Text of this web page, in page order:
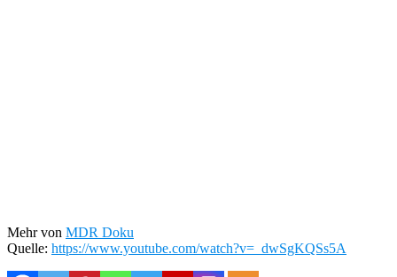
Mehr von MDR Doku
Quelle: https://www.youtube.com/watch?v=_dwSgKQSs5A